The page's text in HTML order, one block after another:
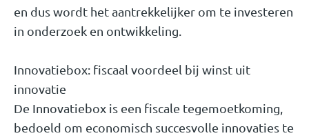
en dus wordt het aantrekkelijker om te investeren
in onderzoek en ontwikkeling.
Innovatiebox: fiscaal voordeel bij winst uit
innovatie
De Innovatiebox is een fiscale tegemoetkoming,
bedoeld om economisch succesvolle innovaties te